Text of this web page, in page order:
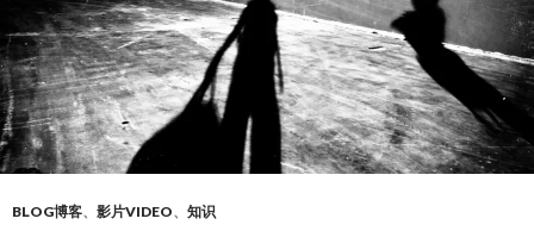
BLOG博客、 影片VIDEO、 知识